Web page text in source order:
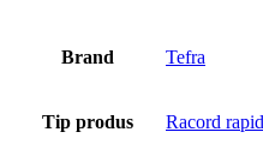
Brand Tefra
Tip produs Racord